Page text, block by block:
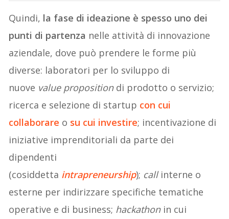
Quindi, la fase di ideazione è spesso uno dei
punti di partenza nelle attività di innovazione
aziendale, dove può prendere le forme più
diverse: laboratori per lo sviluppo di
nuove value propositiondi prodotto o servizio;
ricerca e selezione di startup con cui
collaborare o su cui investire; incentivazione di
iniziative imprenditoriali da parte dei
dipendenti
(cosiddetta intrapreneurship); callinterne o
esterne per indirizzare specifiche tematiche
operative e di business; hackathon in cui